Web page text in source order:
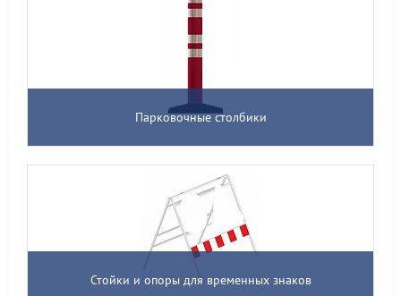
Парковочные столбики
Стойки и опоры для временных знаков